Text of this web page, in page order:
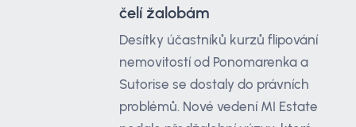
čelí žalobám
Desítky účastníků kurzů flipování
nemovitostí od Ponomarenka a
Sutorise se dostaly do právních
problémů. Nové vedení MI Estate